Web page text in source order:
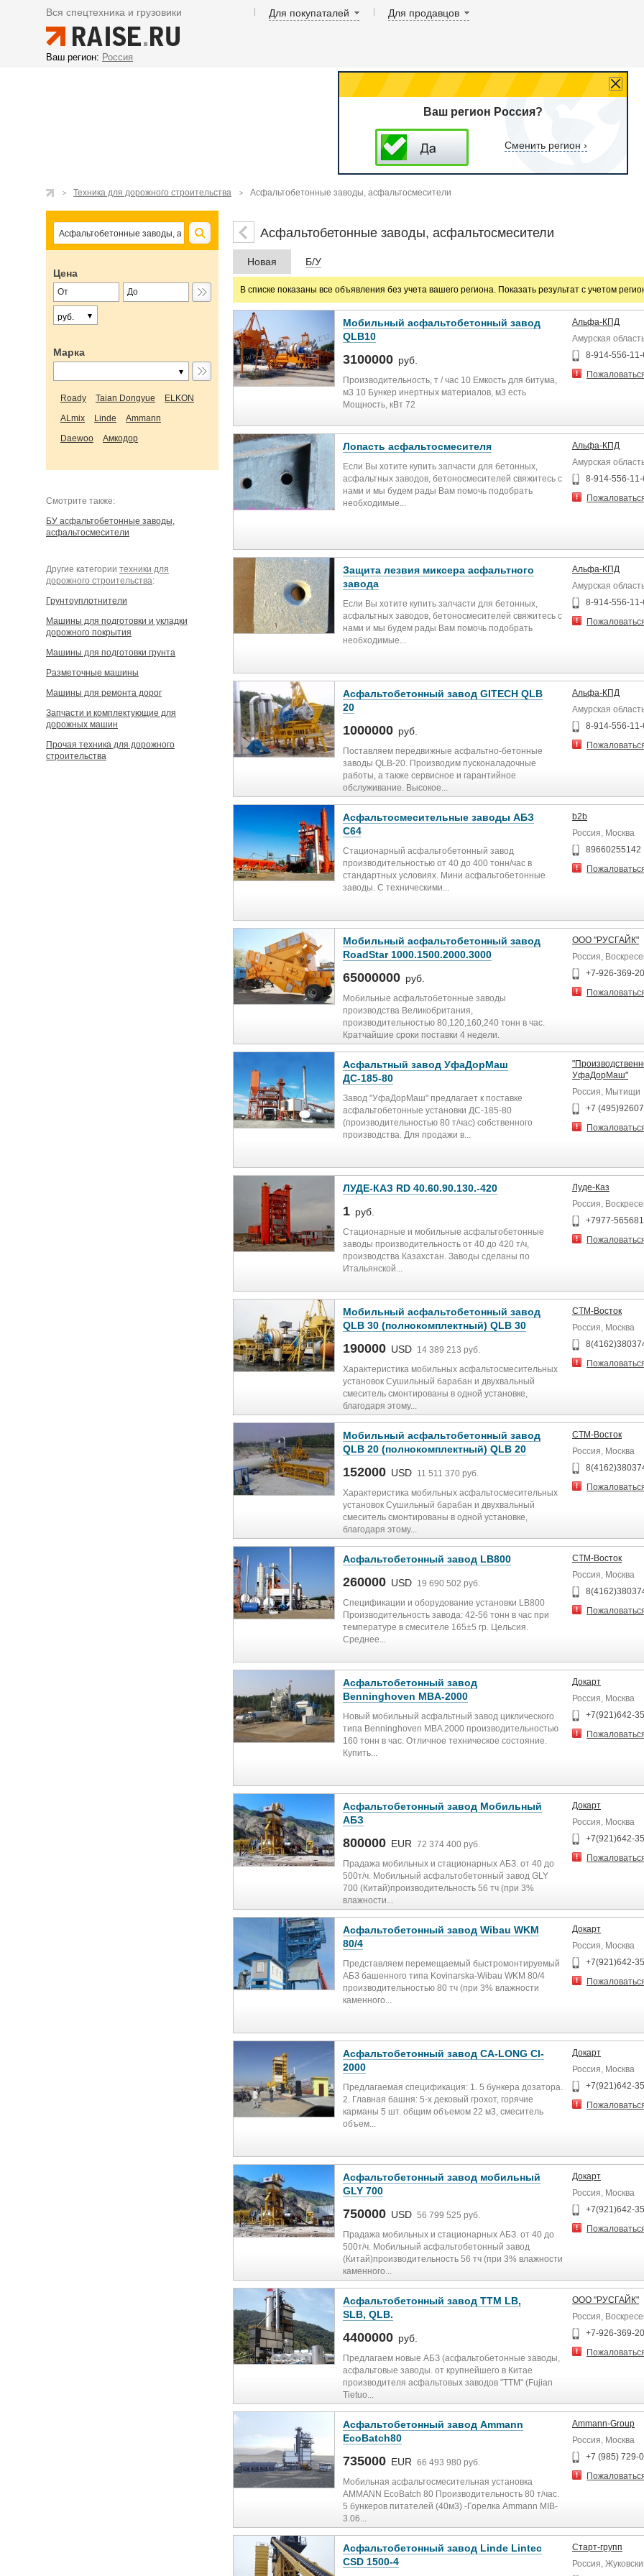
Вся спецтехника и грузовики Для покупаталей Для продавцов
Ваш регион: Россия
Ваш регион Россия?
Сменить регион ›
Техника для дорожного строительства Асфальтобетонные заводы, асфальтосмесители
Цена
руб.
Марка
Roady Taian Dongyue
ELKON
ALmix
Linde
Ammann
Daewoo
Амкодор
Cмотрите также:
БУ асфальтобетонные заводы,
асфальтосмесители
Другие категории техники для
дорожного строительства:
Грунтоуплотнители
Машины для подготовки и укладки
дорожного покрытия
Машины для подготовки грунта
Разметочные машины
Машины для ремонта дорог
Запчасти и комплектующие для
дорожных машин
Прочая техника для дорожного
строительства
Асфальтобетонные заводы, асфальтосмесители
Новая Б/У
В списке показаны все объявления без учета вашего региона. Показать результат с учетом
Мобильный асфальтобетонный завод
QLB10
3100000 руб.
Производительность, т / час 10 Емкость для битума,
м3 10 Бункер инертных материалов, м3 есть
Мощность, кВт 72
Альфа-КПД
Амурская
8-914-556-11-
Лопасть асфальтосмесителя
Если Вы хотите купить запчасти для бетонных,
асфальтных заводов, бетоносмесителей свяжитесь с
нами и мы будем рады Вам помочь подобрать
необходимые...
Альфа-КПД
Амурская
8-914-556-11-
Защита лезвия миксера асфальтного
завода
Если Вы хотите купить запчасти для бетонных,
асфальтных заводов, бетоносмесителей свяжитесь с
нами и мы будем рады Вам помочь подобрать
необходимые...
Альфа-КПД
Амурская
8-914-556-11-
Асфальтобетонный завод GITECH QLB
20
1000000 руб.
Поставляем передвижные асфальтно-бетонные
заводы QLB-20. Производим пусконаладочные
работы, а также сервисное и гарантийное
обслуживание. Высокое...
Альфа-КПД
Амурская
8-914-556-11-
Асфальтосмесительные заводы АБЗ
С64
Стационарный асфальтобетонный завод
производительностью от 40 до 400 тонн/час в
стандартных условиях. Мини асфальтобетонные
заводы. С техническими...
b2b
Россия, Москва
89660255142
Мобильный асфальтобетонный завод
RoadStar 1000.1500.2000.3000
65000000 руб.
Мобильные асфальтобетонные заводы
производства Великобритания,
производительностью 80,120,160,240 тонн в час.
Кратчайшие сроки поставки 4 недели.
ООО "РУСГАЙК"
Россия,
+7-926-369-
Асфальтный завод УфаДорМаш
ДС-185-80
Завод "УфаДорМаш" предлагает к поставке
асфальтобетонные установки ДС-185-80
(производительностью 80 т/час) собственного
производства. Для продажи в...
УфаДорМаш"
Россия, Мытищи
+7
ЛУДЕ-КАЗ RD 40.60.90.130.-420
1 руб.
Стационарные и мобильные асфальтобетонные
заводы производительность от 40 до 420 т/ч,
производства Казахстан. Заводы сделаны по
Итальянской...
Луде-Каз
Россия,
+7977-
Мобильный асфальтобетонный завод
QLB 30 (полнокомплектный) QLB 30
190000 USD 14 389 213 руб.
Характеристика мобильных асфальтосмесительных
установок Сушильный барабан и двухвальный
смеситель смонтированы в одной установке,
благодаря этому...
СТМ-Восток
Россия, Москва
Мобильный асфальтобетонный завод
QLB 20 (полнокомплектный) QLB 20
152000 USD 11 511 370 руб.
Характеристика мобильных асфальтосмесительных
установок Сушильный барабан и двухвальный
смеситель смонтированы в одной установке,
благодаря этому...
СТМ-Восток
Россия, Москва
Асфальтобетонный завод LB800
260000 USD 19 690 502 руб.
Спецификации и оборудование установки LB800
Производительность завода: 42-56 тонн в час при
температуре в смесителе 165±5 гр. Цельсия.
Среднее...
СТМ-Восток
Россия, Москва
Асфальтобетонный завод
Benninghoven MBA-2000
Новый мобильный асфальтный завод циклического
типа Benninghoven MBA 2000 производительностью
160 тонн в час. Отличное техническое состояние.
Купить...
Докарт
Россия, Москва
+7(921)642-
Асфальтобетонный завод Мобильный
АБЗ
800000 EUR 72 374 400 руб.
Прадажа мобильных и стационарных АБЗ. от 40 до
500т/ч. Мобильный асфальтобетонный завод GLY
700 (Китай)производительность 56 тч (при 3%
влажности...
Докарт
Россия, Москва
+7(921)642-
Асфальтобетонный завод Wibau WKM
80/4
Представляем перемещаемый быстромонтируемый
АБЗ башенного типа Kovinarska-Wibau WKM 80/4
производительностью 80 тч (при 3% влажности
каменного...
Докарт
Россия, Москва
+7(921)642-
Асфальтобетонный завод CA-LONG Cl-
2000
Предлагаемая спецификация: 1. 5 бункера дозатора.
2. Главная башня: 5-х дековый грохот, горячие
карманы 5 шт. общим объемом 22 м3, смеситель
объем...
Докарт
Россия, Москва
+7(921)642-
Асфальтобетонный завод мобильный
GLY 700
750000 USD 56 799 525 руб.
Прадажа мобильных и стационарных АБЗ. от 40 до
500т/ч. Мобильный асфальтобетонный завод
(Китай)производительность 56 тч (при 3% влажности
каменного...
Докарт
Россия, Москва
+7(921)642-
Асфальтобетонный завод TTM LB,
SLB, QLB.
4400000 руб.
Предлагаем новые АБЗ (асфальтобетонные заводы,
асфальтовые заводы. от крупнейшего в Китае
производителя асфальтовых заводов "TTM" (Fujian
Tietuo...
ООО "РУСГАЙК"
Россия,
+7-926-369-
Асфальтобетонный завод Ammann
EcoBatch80
735000 EUR 66 493 980 руб.
Мобильная асфальтосмесительная установка
AMMANN EcoBatch 80 Производительность 80 т/час.
5 бункеров питателей (40м3) -Горелка Ammann MIB-
3.06...
Ammann-Group
Россия, Москва
+7 (985) 729-
Асфальтобетонный завод Linde Lintec
CSD 1500-4
Старт-групп
Россия,